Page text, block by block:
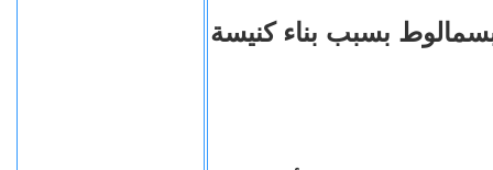
بسبب بناء كنيسة